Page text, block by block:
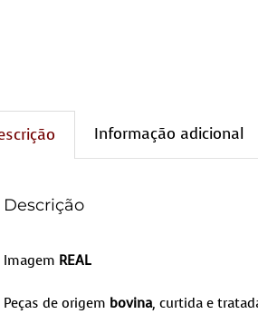
Informação adicional
Descrição
Imagem REAL
Peças de origem bovina, curtida e